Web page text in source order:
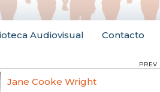
Audiovisual Contacto
Jane Cooke Wright
PREV